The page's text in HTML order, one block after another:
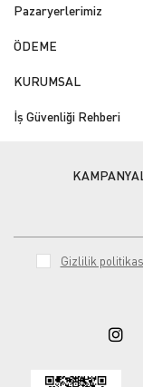
Pazaryerlerimiz
ÖDEME
KURUMSAL
İş Güvenliği Rehberi
Gizlilik